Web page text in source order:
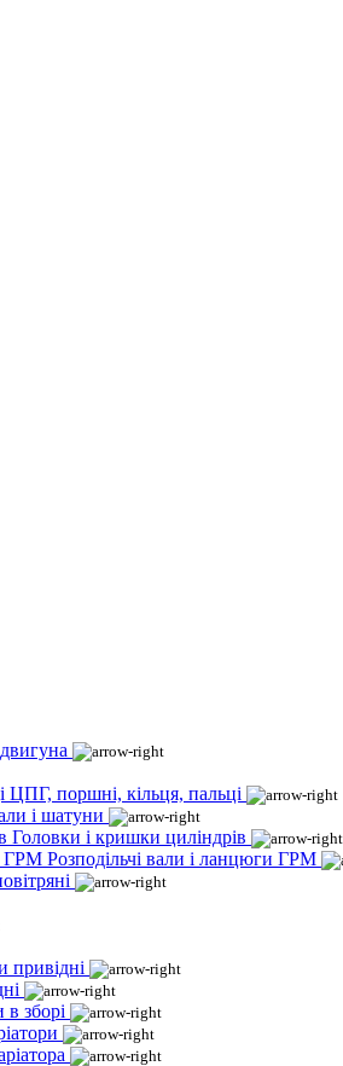
ЦПГ, поршні, кільця, пальці
і шатуни
Головки і кришки циліндрів
Розподільчі вали і ланцюги ГРМ
привідні
в зборі